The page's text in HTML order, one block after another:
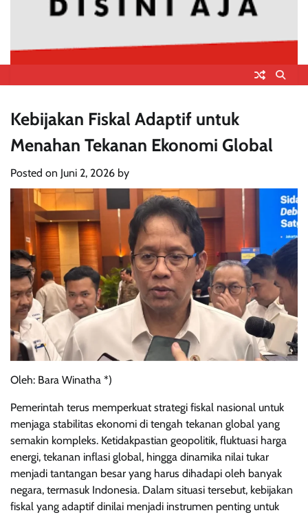
Kebijakan Fiskal Adaptif untuk
Menahan Tekanan Ekonomi Global
Posted on Juni 2, 2026 by
Oleh: Bara Winatha *)
Pemerintah terus memperkuat strategi fiskal nasional untuk
menjaga stabilitas ekonomi di tengah tekanan global yang
semakin kompleks. Ketidakpastian geopolitik, fluktuasi harga
energi, tekanan inflasi global, hingga dinamika nilai tukar
menjadi tantangan besar yang harus dihadapi oleh banyak
negara, termasuk Indonesia. Dalam situasi tersebut, kebijakan
fiskal yang adaptif dinilai menjadi instrumen penting untuk